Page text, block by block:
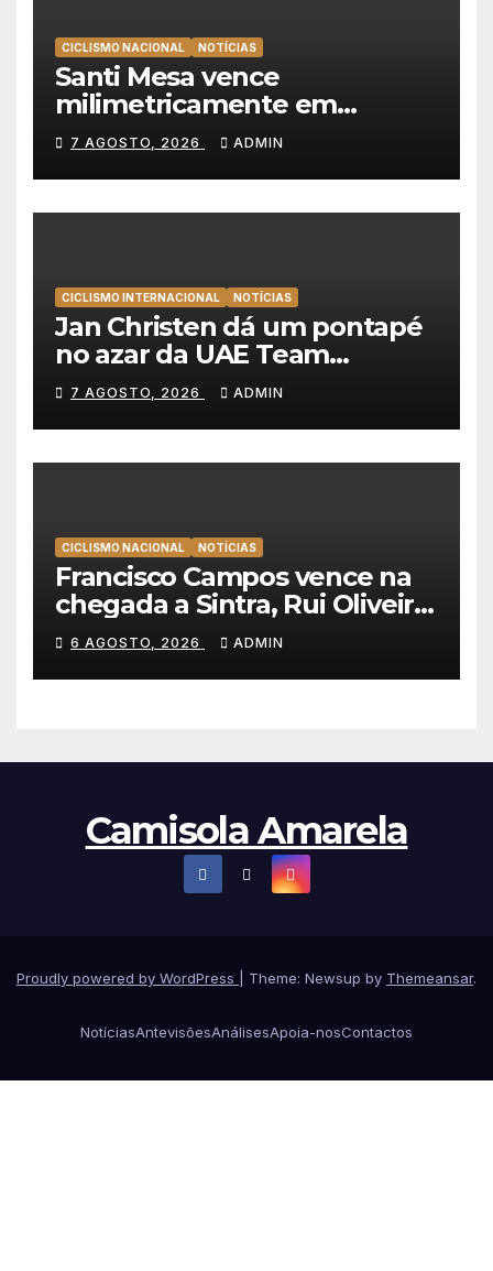
CICLISMO NACIONAL NOTÍCIAS
Santi Mesa vence
milimetricamente em
Albufeira, Rui Oliveira
mantém a amarela da Volta a
Portugal
7 AGOSTO, 2026 ADMIN
CICLISMO INTERNACIONAL NOTÍCIAS
Jan Christen dá um pontapé
no azar da UAE Team
Emirates e vence na Volta a
Polónia
7 AGOSTO, 2026 ADMIN
CICLISMO NACIONAL NOTÍCIAS
Francisco Campos vence na
chegada a Sintra, Rui Oliveira
veste de amarelo na Volta a
Portugal
6 AGOSTO, 2026 ADMIN
Camisola Amarela
Proudly powered by WordPress Theme: Newsup by Themeansar.
NotíciasAntevisõesAnálisesApoia-nosContactos